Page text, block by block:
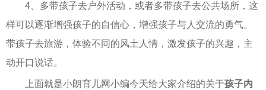
4、多带孩子去户外活动，或者多带孩子去公共场所，这
样可以逐渐增强孩子的自信心，增强孩子与人交流的勇气。
带孩子去旅游，体验不同的风土人情，激发孩子的兴趣，主
动开口说话。
上面就是小朗育儿网小编今天给大家介绍的关于孩子内